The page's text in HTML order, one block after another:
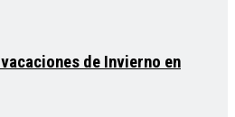
de Invierno en